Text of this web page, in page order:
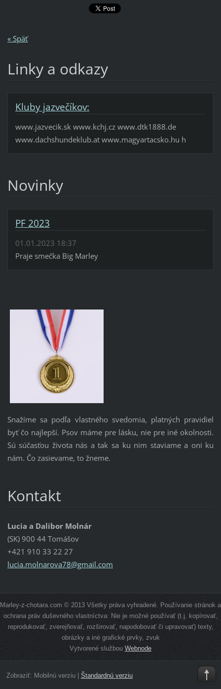
« Späť
Linky a odkazy
Kluby jazvečíkov:
www.jazvecik.sk www.kchj.cz www.dtk1888.de
www.dachshundeklub.at www.magyartacsko.hu h
Novinky
PF 2023
01.01.2023 18:37
Praje smečka Big Marley
Snažíme sa podľa vlastného svedomia, platných pravidiel
byť čo najlepší. Psov máme pre lásku, nie pre iné okolnosti.
Sú súčasťou života nás a tak sa ku nim staviame a oni ku
nám. Čo zasievame, to žneme.
Kontakt
Lucia a Dalibor Molnár
(SK) 900 44 Tomášov
+421 910 33 22 27
lucia.molnarova78@gmail.com
Marley-z-chotara.com © 2013 Všetky práva vyhradené. Používanie stránok a
ochrana práv duševného vlastníctva: Nie je možné používať (t.j. kopírovať,
reprodukovať, zverejňovať, rozširovať, napodobovať či upravovať) texty,
obrázky a iné grafické prvky, zvuk
Vytvorené službou Webnode
Zobraziť: Mobilnú verziu| Štandardnú verziu